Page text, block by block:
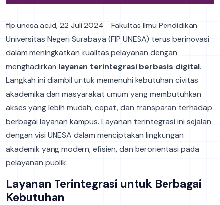
fip.unesa.ac.id, 22 Juli 2024 - Fakultas Ilmu Pendidikan
Universitas Negeri Surabaya (FIP UNESA) terus berinovasi
dalam meningkatkan kualitas pelayanan dengan
menghadirkan layanan terintegrasi berbasis digital.
Langkah ini diambil untuk memenuhi kebutuhan civitas
akademika dan masyarakat umum yang membutuhkan
akses yang lebih mudah, cepat, dan transparan terhadap
berbagai layanan kampus. Layanan terintegrasi ini sejalan
dengan visi UNESA dalam menciptakan lingkungan
akademik yang modern, efisien, dan berorientasi pada
pelayanan publik.
Layanan Terintegrasi untuk Berbagai
Kebutuhan